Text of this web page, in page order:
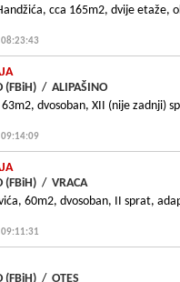
cca 165m2, dvije etaže,
(FBiH) / ALIPAŠINO
dvosoban, XII (nije zadnji)
(FBiH) / VRACA
60m2, dvosoban, II sprat,
(FBiH) / OTES